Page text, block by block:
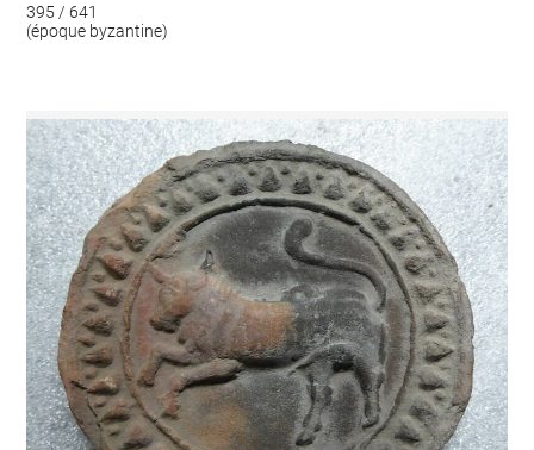
395 / 641
(époque byzantine)